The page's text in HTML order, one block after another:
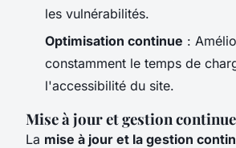
les vulnérabilités.
Optimisation continue :
constamment le temps de
l'accessibilité du site.
Mise à jour et gestion
La mise à jour et la gestion